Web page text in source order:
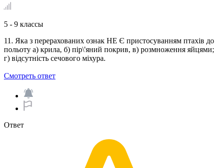
5 - 9 классы
11. Яка з перерахованих ознак НЕ Є пристосуванням птахів до
польоту а) крила, б) пір\'яний покрив, в) розмноження яйцями;
г) відсутність сечового міхура.
Смотреть ответ
Ответ